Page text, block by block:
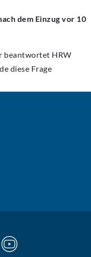
dem Einzug vor 10
beantwortet HRW
diese Frage